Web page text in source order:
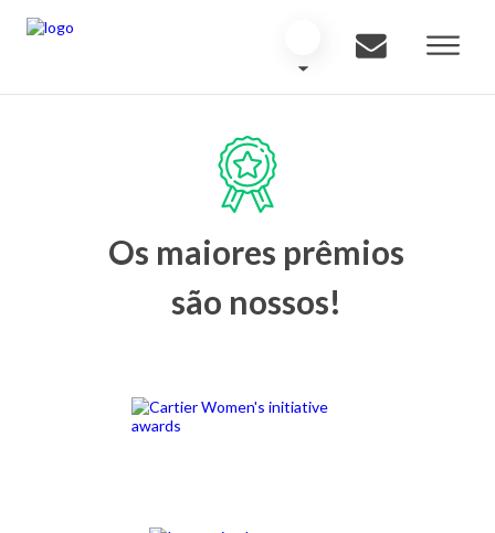
Os maiores prêmios
são nossos!